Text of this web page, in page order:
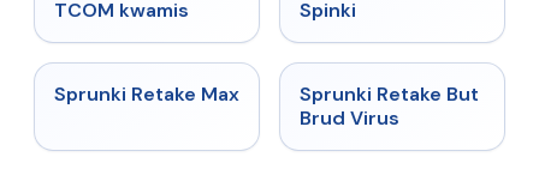
TCOM kwamis
Spinki
★ 4.3
Sprunki Retake Max ★ 4.4
Sprunki Retake But
Brud Virus